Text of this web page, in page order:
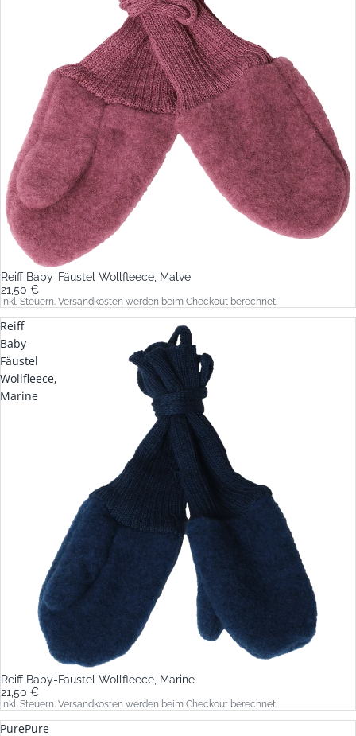
Reiff Baby-Fäustel Wollfleece, Malve
21,50 €
Inkl. Steuern. Versandkosten werden beim Checkout berechnet.
Reiff
Baby-
Fäustel
Wollfleece,
Marine
Reiff Baby-Fäustel Wollfleece, Marine
21,50 €
Inkl. Steuern. Versandkosten werden beim Checkout berechnet.
PurePure